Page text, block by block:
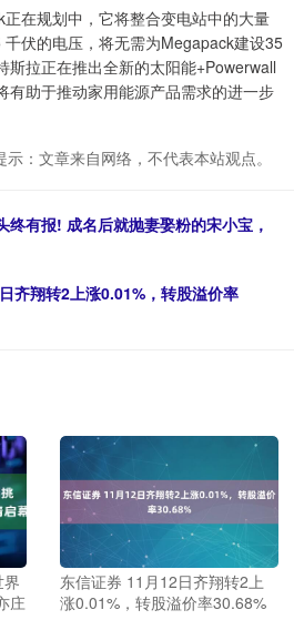
在规划中，它将整合变电站中的大量
伏的电压，将无需为Megapack建设35
斯拉正在推出全新的太阳能+Powerwall
有助于推动家用能源产品需求的进一步
示：文章来自网络，不代表本站观点。
终有报! 成名后就抛妻娶粉的宋小宝，
齐翔转2上涨0.01%，转股溢价率
庄
东信证券 11月12日齐翔转2上
涨0.01%，转股溢价率30.68%